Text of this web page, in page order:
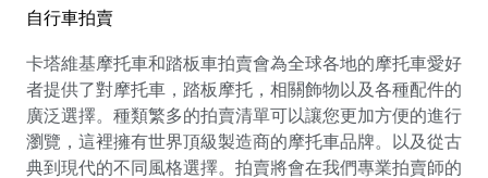
自行車拍賣
卡塔維基摩托車和踏板車拍賣會為全球各地的摩托車愛好
者提供了對摩托車，踏板摩托，相關飾物以及各種配件的
廣泛選擇。種類繁多的拍賣清單可以讓您更加方便的進行
瀏覽，這裡擁有世界頂級製造商的摩托車品牌。以及從古
典到現代的不同風格選擇。拍賣將會在我們專業拍賣師的